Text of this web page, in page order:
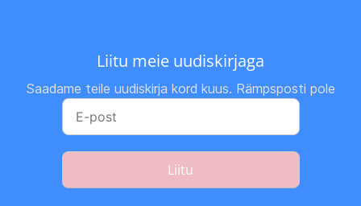
Liitu meie uudiskirjaga
Saadame teile uudiskirja kord kuus. Rämpsposti pole
Liitu